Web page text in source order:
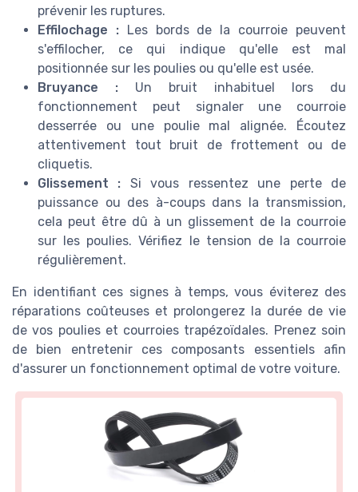
prévenir les ruptures.
Effilochage :Les bords de la courroie peuvent
s'effilocher, ce qui indique qu'elle est mal
positionnée sur les poulies ou qu'elle est usée.
Bruyance : Un bruit inhabituel lors du
fonctionnement peut signaler une courroie
desserrée ou une poulie mal alignée. Écoutez
attentivement tout bruit de frottement ou de
cliquetis.
Glissement : Si vous ressentez une perte de
puissance ou des à-coups dans la transmission,
cela peut être dû à un glissement de la courroie
sur les poulies. Vérifiez le tension de la courroie
régulièrement.
En identifiant ces signes à temps, vous éviterez des
réparations coûteuses et prolongerez la durée de vie
de vos poulies et courroies trapézoïdales. Prenez soin
de bien entretenir ces composants essentiels afin
d'assurer un fonctionnement optimal de votre voiture.